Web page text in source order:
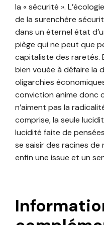
la « sécurité ».
de la surenchère
dans un éternel état
piège qui ne peut que
capitaliste des raretés.
bien vouée à défaire la
oligarchies
conviction anime donc
n’aiment pas la
comprise, la seule
lucidité faite de
se saisir des racines
enfin une issue et un